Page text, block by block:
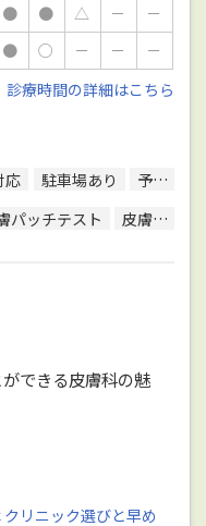
● ● △ －
－
● ○ － －
－
診療時間の詳細はこちら
応 駐車場あり 予約可
パッチテスト 皮膚描記法
できる皮膚科の魅
リニック選びと早め